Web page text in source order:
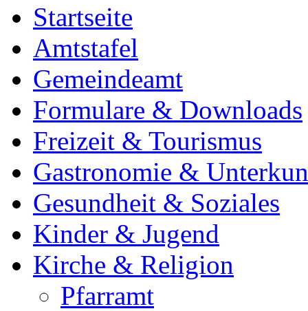
Startseite
Amtstafel
Gemeindeamt
Formulare & Downloads
Freizeit & Tourismus
Gastronomie &
Gesundheit & Soziales
Kinder & Jugend
Kirche & Religion
Pfarramt